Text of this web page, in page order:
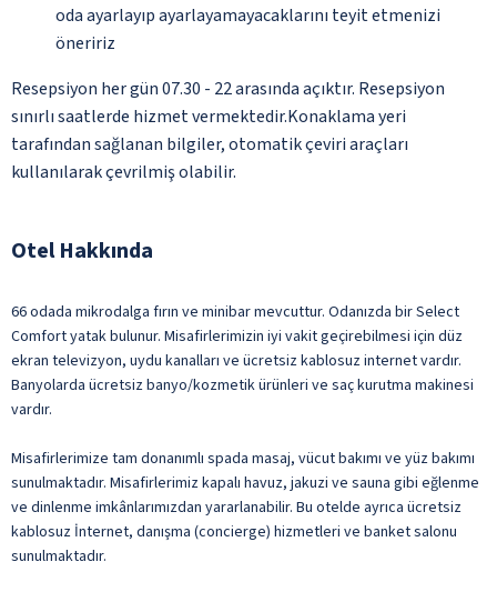
oda ayarlayıp ayarlayamayacaklarını teyit etmenizi
öneririz
Resepsiyon her gün 07.30 - 22 arasında açıktır. Resepsiyon
sınırlı saatlerde hizmet vermektedir.Konaklama yeri
tarafından sağlanan bilgiler, otomatik çeviri araçları
kullanılarak çevrilmiş olabilir.
Otel Hakkında
66 odada mikrodalga fırın ve minibar mevcuttur. Odanızda bir Select
Comfort yatak bulunur. Misafirlerimizin iyi vakit geçirebilmesi için düz
ekran televizyon, uydu kanalları ve ücretsiz kablosuz internet vardır.
Banyolarda ücretsiz banyo/kozmetik ürünleri ve saç kurutma makinesi
vardır.
Misafirlerimize tam donanımlı spada masaj, vücut bakımı ve yüz bakımı
sunulmaktadır. Misafirlerimiz kapalı havuz, jakuzi ve sauna gibi eğlenme
ve dinlenme imkânlarımızdan yararlanabilir. Bu otelde ayrıca ücretsiz
kablosuz İnternet, danışma (concierge) hizmetleri ve banket salonu
sunulmaktadır.